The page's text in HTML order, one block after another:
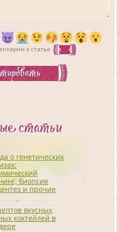
к статье
статьи
о генетических
биопсия
и прочие
вкусных
коктейлей в